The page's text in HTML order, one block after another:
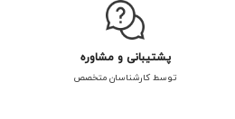
پشتیبانی و مشاوره
توسط کارشناسان متخصص